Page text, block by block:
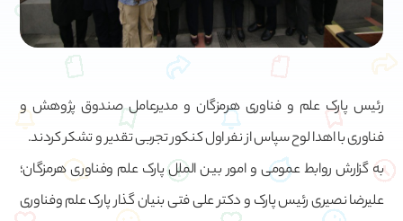
رئیس پارک علم و فناوری هرمزگان و مدیرعامل صندوق پژوهش و
فناوری با اهدا لوح سپاس از نفر اول کنکور تجربی تقدیر و تشکر کردند.
به گزارش روابط عمومی و امور بین الملل پارک علم وفناوری هرمزگان؛
علیرضا نصیری رئیس پارک و دکتر علی فتی بنیان گذار پارک علم وفناوری